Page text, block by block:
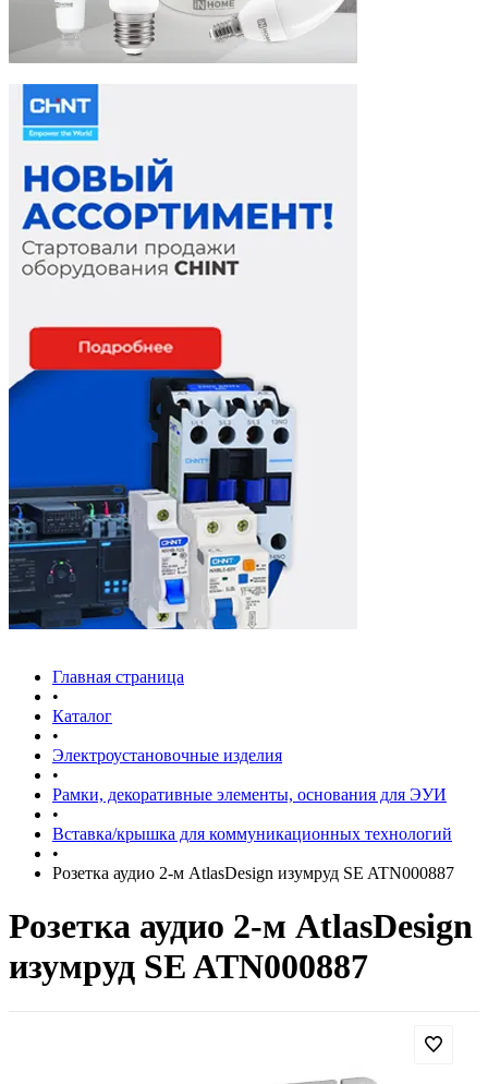
Главная страница
•
Каталог
•
Электроустановочные изделия
•
Рамки, декоративные элементы, основания для ЭУИ
•
Вставка/крышка для коммуникационных технологий
•
Розетка аудио 2-м AtlasDesign изумруд SE ATN000887
Розетка аудио 2-м AtlasDesign
изумруд SE ATN000887